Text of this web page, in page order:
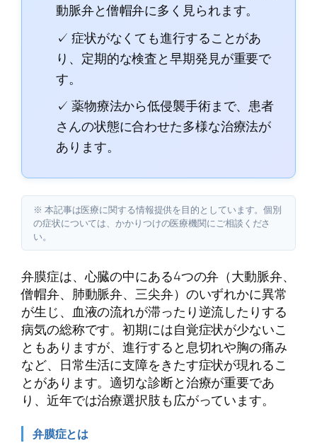
動脈弁と僧帽弁に多く見られます。
✓ 症状がなくても進行することがあ
り、定期的な検査と早期発見が重要で
す。
✓ 薬物療法から低侵襲手術まで、患者
さんの状態に合わせた多様な治療法が
あります。
※ 本記事は医療に関する情報提供を目的としています。個別
の症状については、かかりつけの医療機関にご相談くださ
い。
弁膜症は、心臓の中にある4つの弁（大動脈弁、
僧帽弁、肺動脈弁、三尖弁）のいずれかに異常
が生じ、血液の流れが滞ったり逆流したりする
病気の総称です。初期には自覚症状が少ないこ
ともありますが、進行すると息切れや胸の痛み
など、日常生活に支障をきたす症状が現れるこ
とがあります。適切な診断と治療が重要であ
り、近年では治療選択肢も広がっています。
弁膜症とは